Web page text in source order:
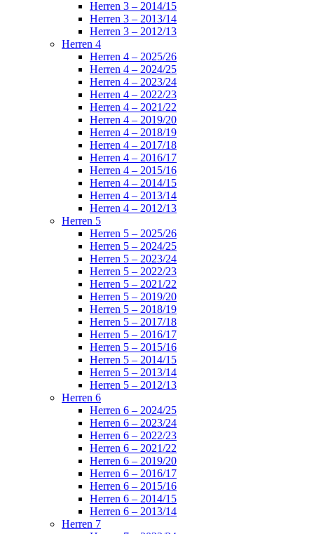
Herren 3 – 2014/15
Herren 3 – 2013/14
Herren 3 – 2012/13
Herren 4
Herren 4 – 2025/26
Herren 4 – 2024/25
Herren 4 – 2023/24
Herren 4 – 2022/23
Herren 4 – 2021/22
Herren 4 – 2019/20
Herren 4 – 2018/19
Herren 4 – 2017/18
Herren 4 – 2016/17
Herren 4 – 2015/16
Herren 4 – 2014/15
Herren 4 – 2013/14
Herren 4 – 2012/13
Herren 5
Herren 5 – 2025/26
Herren 5 – 2024/25
Herren 5 – 2023/24
Herren 5 – 2022/23
Herren 5 – 2021/22
Herren 5 – 2019/20
Herren 5 – 2018/19
Herren 5 – 2017/18
Herren 5 – 2016/17
Herren 5 – 2015/16
Herren 5 – 2014/15
Herren 5 – 2013/14
Herren 5 – 2012/13
Herren 6
Herren 6 – 2024/25
Herren 6 – 2023/24
Herren 6 – 2022/23
Herren 6 – 2021/22
Herren 6 – 2019/20
Herren 6 – 2016/17
Herren 6 – 2015/16
Herren 6 – 2014/15
Herren 6 – 2013/14
Herren 7